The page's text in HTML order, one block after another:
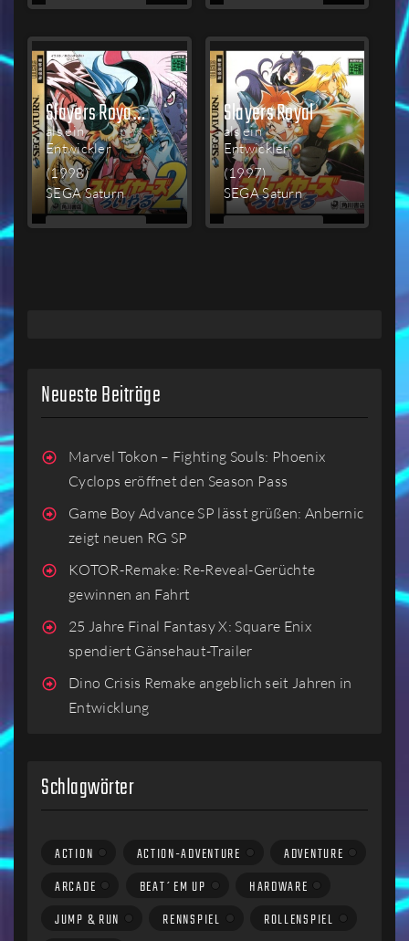
MEHR MEHR
Slayers Royal 2
als ein
Entwickler
(1998)
SEGA Saturn
MEHR
Slayers Royal
als ein
Entwickler
(1997)
SEGA Saturn
MEHR
Neueste Beiträge
Marvel Tokon – Fighting Souls: Phoenix
Cyclops eröffnet den Season Pass
Game Boy Advance SP lässt grüßen: Anbernic
zeigt neuen RG SP
KOTOR-Remake: Re-Reveal-Gerüchte
gewinnen an Fahrt
25 Jahre Final Fantasy X: Square Enix
spendiert Gänsehaut-Trailer
Dino Crisis Remake angeblich seit Jahren in
Entwicklung
Schlagwörter
ACTION ACTION-ADVENTURE
ADVENTURE
ARCADE
BEAT´EM UP
HARDWARE
JUMP & RUN
RENNSPIEL
ROLLENSPIEL